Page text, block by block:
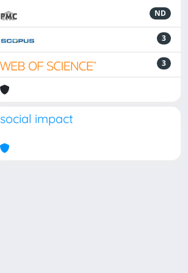
ND
3
3
social impact